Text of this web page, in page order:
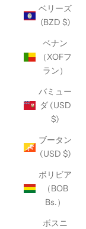
ベリーズ
(BZD $)
ベナン
（XOFフ
ラン）
バミュー
ダ (USD
$)
ブータン
(USD $)
ボリビア
（BOB
Bs.）
ボスニ